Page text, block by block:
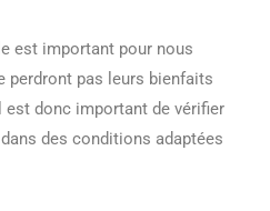
est important pour nous
perdront pas leurs bienfaits
donc important de vérifier
des conditions adaptées